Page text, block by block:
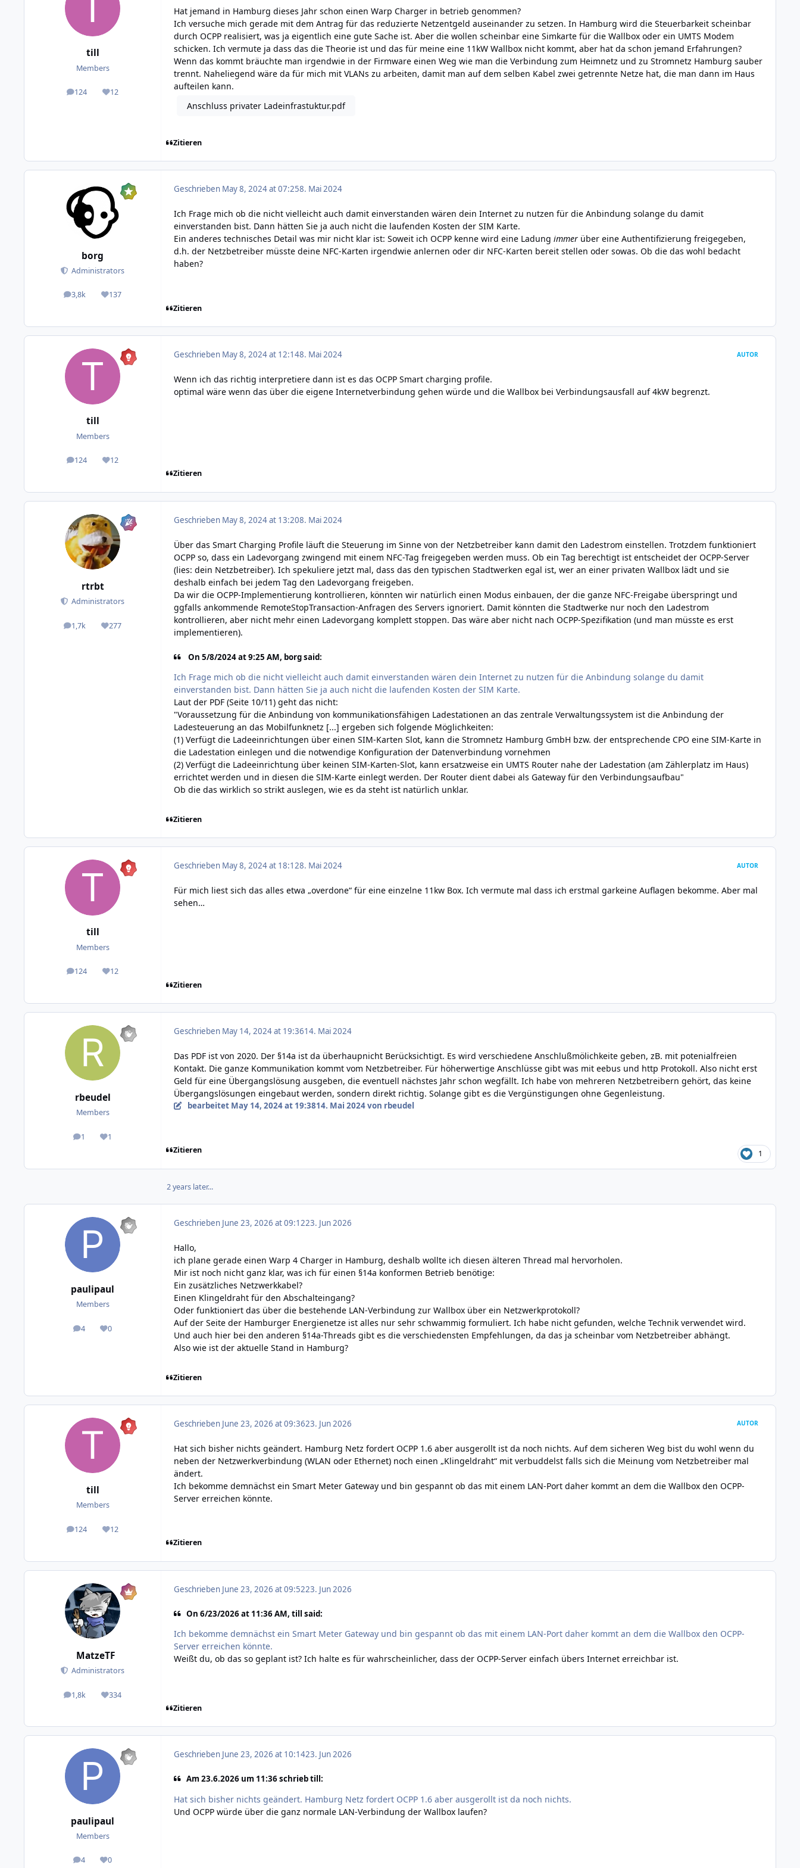
till
Members
124
posts 12
Reputation
Hat jemand in Hamburg dieses Jahr schon einen Warp Charger in betrieb genommen?
Ich versuche mich gerade mit dem Antrag für das reduzierte Netzentgeld auseinander zu setzen. In Hamburg wird die Steuerbarkeit scheinbar
durch OCPP realisiert, was ja eigentlich eine gute Sache ist. Aber die wollen scheinbar eine Simkarte für die Wallbox oder ein UMTS Modem
schicken. Ich vermute ja dass das die Theorie ist und das für meine eine 11kW Wallbox nicht kommt, aber hat da schon jemand Erfahrungen?
Wenn das kommt bräuchte man irgendwie in der Firmware einen Weg wie man die Verbindung zum Heimnetz und zu Stromnetz Hamburg sauber
trennt. Naheliegend wäre da für mich mit VLANs zu arbeiten, damit man auf dem selben Kabel zwei getrennte Netze hat, die man dann im Haus
aufteilen kann.
Anschluss privater Ladeinfrastuktur.pdf
Zitieren
borg
Administrators
3,8k
posts 137
Reputation
Geschrieben May 8, 2024 at 07:258. Mai 2024
Ich Frage mich ob die nicht vielleicht auch damit einverstanden wären dein Internet zu nutzen für die Anbindung solange du damit
einverstanden bist. Dann hätten Sie ja auch nicht die laufenden Kosten der SIM Karte.
Ein anderes technisches Detail was mir nicht klar ist: Soweit ich OCPP kenne wird eine Ladung immer über eine Authentifizierung freigegeben,
d.h. der Netzbetreiber müsste deine NFC-Karten irgendwie anlernen oder dir NFC-Karten bereit stellen oder sowas. Ob die das wohl bedacht
haben?
Zitieren
till
Members
124
posts 12
Reputation
Geschrieben May 8, 2024 at 12:148. Mai 2024 AUTOR
Wenn ich das richtig interpretiere dann ist es das OCPP Smart charging profile.
optimal wäre wenn das über die eigene Internetverbindung gehen würde und die Wallbox bei Verbindungsausfall auf 4kW begrenzt.
Zitieren
rtrbt
Administrators
1,7k
posts 277
Reputation
Geschrieben May 8, 2024 at 13:208. Mai 2024
Über das Smart Charging Profile läuft die Steuerung im Sinne von der Netzbetreiber kann damit den Ladestrom einstellen. Trotzdem funktioniert
OCPP so, dass ein Ladevorgang zwingend mit einem NFC-Tag freigegeben werden muss. Ob ein Tag berechtigt ist entscheidet der OCPP-Server
(lies: dein Netzbetreiber). Ich spekuliere jetzt mal, dass das den typischen Stadtwerken egal ist, wer an einer privaten Wallbox lädt und sie
deshalb einfach bei jedem Tag den Ladevorgang freigeben.
Da wir die OCPP-Implementierung kontrollieren, könnten wir natürlich einen Modus einbauen, der die ganze NFC-Freigabe überspringt und
ggfalls ankommende RemoteStopTransaction-Anfragen des Servers ignoriert. Damit könnten die Stadtwerke nur noch den Ladestrom
kontrollieren, aber nicht mehr einen Ladevorgang komplett stoppen. Das wäre aber nicht nach OCPP-Spezifikation (und man müsste es erst
implementieren).
On 5/8/2024 at 9:25 AM, borg said:
Ich Frage mich ob die nicht vielleicht auch damit einverstanden wären dein Internet zu nutzen für die Anbindung solange du damit
einverstanden bist. Dann hätten Sie ja auch nicht die laufenden Kosten der SIM Karte.
Laut der PDF (Seite 10/11) geht das nicht:
"Voraussetzung für die Anbindung von kommunikationsfähigen Ladestationen an das zentrale Verwaltungssystem ist die Anbindung der
Ladesteuerung an das Mobilfunknetz [...] ergeben sich folgende Möglichkeiten:
(1) Verfügt die Ladeeinrichtungen über einen SIM-Karten Slot, kann die Stromnetz Hamburg GmbH bzw. der entsprechende CPO eine SIM-Karte in
die Ladestation einlegen und die notwendige Konfiguration der Datenverbindung vornehmen
(2) Verfügt die Ladeeinrichtung über keinen SIM-Karten-Slot, kann ersatzweise ein UMTS Router nahe der Ladestation (am Zählerplatz im Haus)
errichtet werden und in diesen die SIM-Karte einlegt werden. Der Router dient dabei als Gateway für den Verbindungsaufbau"
Ob die das wirklich so strikt auslegen, wie es da steht ist natürlich unklar.
Zitieren
till
Members
124
posts 12
Reputation
Geschrieben May 8, 2024 at 18:128. Mai 2024 AUTOR
Für mich liest sich das alles etwa „overdone“ für eine einzelne 11kw Box. Ich vermute mal dass ich erstmal garkeine Auflagen bekomme. Aber mal
sehen…
Zitieren
rbeudel
Members
1
posts 1
Reputation
Geschrieben May 14, 2024 at 19:3614. Mai 2024
Das PDF ist von 2020. Der §14a ist da überhaupnicht Berücksichtigt. Es wird verschiedene Anschlußmölichkeite geben, zB. mit potenialfreien
Kontakt. Die ganze Kommunikation kommt vom Netzbetreiber. Für höherwertige Anschlüsse gibt was mit eebus und http Protokoll. Also nicht erst
Geld für eine Übergangslösung ausgeben, die eventuell nächstes Jahr schon wegfällt. Ich habe von mehreren Netzbetreibern gehört, das keine
Übergangslösungen eingebaut werden, sondern direkt richtig. Solange gibt es die Vergünstigungen ohne Gegenleistung.
bearbeitet May 14, 2024 at 19:3814. Mai 2024von rbeudel
Zitieren 1
2 years later...
paulipaul
Members
4
posts 0
Reputation
Geschrieben June 23, 2026 at 09:1223. Jun 2026
Hallo,
ich plane gerade einen Warp 4 Charger in Hamburg, deshalb wollte ich diesen älteren Thread mal hervorholen.
Mir ist noch nicht ganz klar, was ich für einen §14a konformen Betrieb benötige:
Ein zusätzliches Netzwerkkabel?
Einen Klingeldraht für den Abschalteingang?
Oder funktioniert das über die bestehende LAN-Verbindung zur Wallbox über ein Netzwerkprotokoll?
Auf der Seite der Hamburger Energienetze ist alles nur sehr schwammig formuliert. Ich habe nicht gefunden, welche Technik verwendet wird.
Und auch hier bei den anderen §14a-Threads gibt es die verschiedensten Empfehlungen, da das ja scheinbar vom Netzbetreiber abhängt.
Also wie ist der aktuelle Stand in Hamburg?
Zitieren
till
Members
124
posts 12
Reputation
Geschrieben June 23, 2026 at 09:3623. Jun 2026 AUTOR
Hat sich bisher nichts geändert. Hamburg Netz fordert OCPP 1.6 aber ausgerollt ist da noch nichts. Auf dem sicheren Weg bist du wohl wenn du
neben der Netzwerkverbindung (WLAN oder Ethernet) noch einen „Klingeldraht“ mit verbuddelst falls sich die Meinung vom Netzbetreiber mal
ändert.
Ich bekomme demnächst ein Smart Meter Gateway und bin gespannt ob das mit einem LAN-Port daher kommt an dem die Wallbox den OCPP-
Server erreichen könnte.
Zitieren
MatzeTF
Administrators
1,8k
posts 334
Reputation
Geschrieben June 23, 2026 at 09:5223. Jun 2026
On 6/23/2026 at 11:36 AM, till said:
Ich bekomme demnächst ein Smart Meter Gateway und bin gespannt ob das mit einem LAN-Port daher kommt an dem die Wallbox den OCPP-
Server erreichen könnte.
Weißt du, ob das so geplant ist? Ich halte es für wahrscheinlicher, dass der OCPP-Server einfach übers Internet erreichbar ist.
Zitieren
paulipaul
Members
4
posts 0
Reputation
Geschrieben June 23, 2026 at 10:1423. Jun 2026
Am 23.6.2026 um 11:36 schrieb till:
Hat sich bisher nichts geändert. Hamburg Netz fordert OCPP 1.6 aber ausgerollt ist da noch nichts.
Und OCPP würde über die ganz normale LAN-Verbindung der Wallbox laufen?